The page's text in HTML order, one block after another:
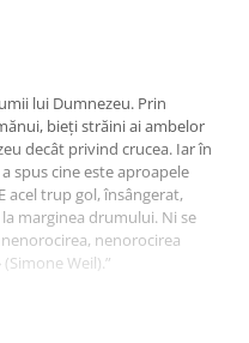
lui Dumnezeu. Prin
bieți străini ai ambelor
decât privind crucea. Iar în
spus cine este aproapele
acel trup gol, însângerat,
marginea drumului. Ni se
nenorocirea
Weil).”
iubești o persoană atât
sale. Prin sacrificarea